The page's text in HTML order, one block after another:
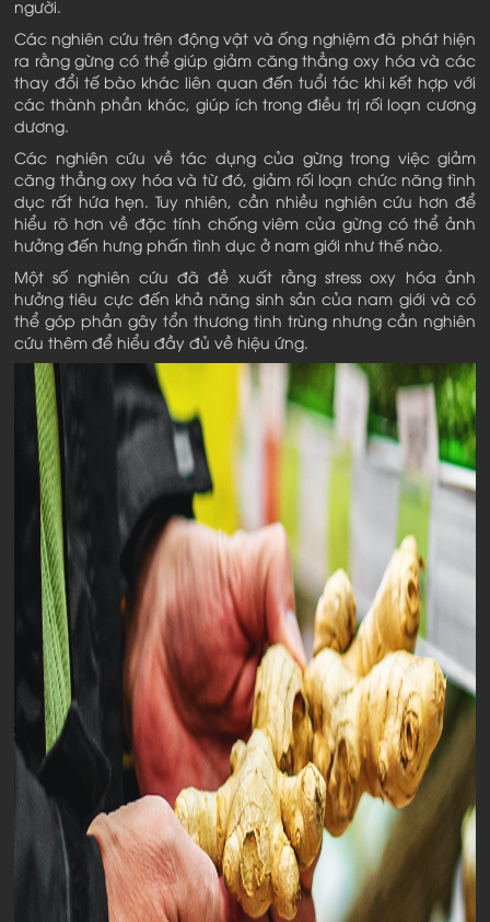
người.
Các nghiên cứu trên động vật và ống nghiệm đã phát hiện
ra rằng gừng có thể giúp giảm căng thẳng oxy hóa và các
thay đổi tế bào khác liên quan đến tuổi tác khi kết hợp với
các thành phần khác, giúp ích trong điều trị rối loạn cương
dương.
Các nghiên cứu về tác dụng của gừng trong việc giảm
căng thẳng oxy hóa và từ đó, giảm rối loạn chức năng tình
dục rất hứa hẹn. Tuy nhiên, cần nhiều nghiên cứu hơn để
hiểu rõ hơn về đặc tính chống viêm của gừng có thể ảnh
hưởng đến hưng phấn tình dục ở nam giới như thế nào.
Một số nghiên cứu đã đề xuất rằng stress oxy hóa ảnh
hưởng tiêu cực đến khả năng sinh sản của nam giới và có
thể góp phần gây tổn thương tinh trùng nhưng cần nghiên
cứu thêm để hiểu đầy đủ về hiệu ứng.